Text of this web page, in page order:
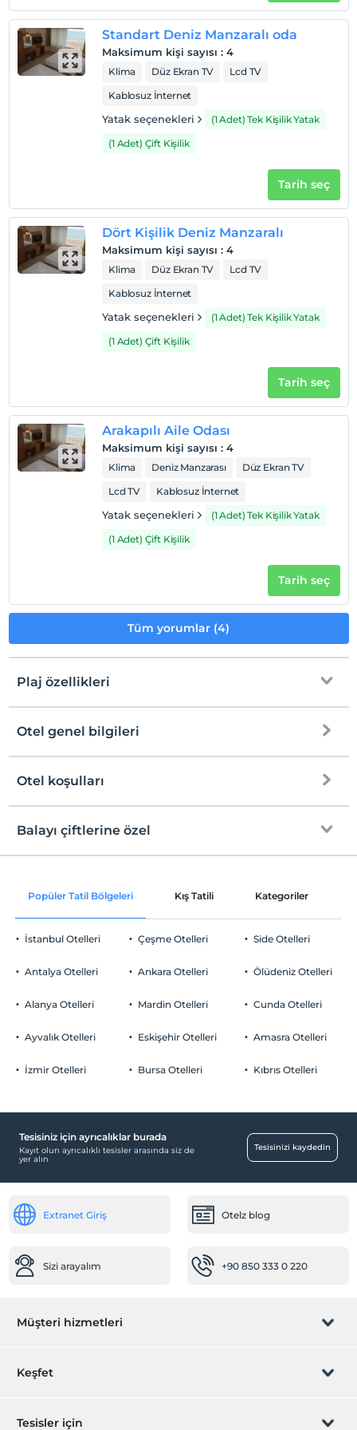
Otel koşulları
Check/in
En erken saat 13:00 ve sonrası
En geç saat 11:00 ve öncesi
Sigara
Odalarda sigara içilmez
Çocuklar
2 yaşına kadar olan bebekler ücretsizdir.
Her bir oda için 6 yaşına kadar 1 çocuk ücretsizdir
Standart Deniz Manzaralı oda
Maksimum kişi sayısı : 4
Klima Düz Ekran TV
Lcd TV
Kablosuz İnternet
Yatak seçenekleri
(1 Adet) Tek Kişilik Yatak
(1 Adet) Çift Kişilik
Tarih seç
Dört Kişilik Deniz Manzaralı
Maksimum kişi sayısı : 4
Klima Düz Ekran TV
Lcd TV
Kablosuz İnternet
Yatak seçenekleri
(1 Adet) Tek Kişilik Yatak
(1 Adet) Çift Kişilik
Tarih seç
Arakapılı Aile Odası
Maksimum kişi sayısı : 4
Klima Deniz Manzarası
Düz Ekran TV
Lcd TV
Kablosuz İnternet
Yatak seçenekleri
(1 Adet) Tek Kişilik Yatak
(1 Adet) Çift Kişilik
Tarih seç
Tüm yorumlar (4)
Plaj özellikleri
Denize Sıfır
Kıyıda sığ deniz
Şezlong & Şemsiye
Otel genel bilgileri
Ücretsiz Wi-fi
Otopark (Tesis bünyesinde)
Ortak Alanlar
Tv odası
Ulaşım
Odalar
Otel koşulları
Check/in
En erken saat 13:00 ve sonrası
Check/out
Evcil Hayvan
Sigara
Çocuklar
Her bir oda için 6 yaşına kadar 1 çocuk ücretsizdir
Balayı çiftlerine özel
Odaya meyve sepeti ikramı
Popüler Tatil Bölgeleri Kış Tatili Kategoriler
İstanbul Otelleri
Antalya Otelleri
Alanya Otelleri
Ayvalık Otelleri
İzmir Otelleri
Çeşme Otelleri
Ankara Otelleri
Mardin Otelleri
Eskişehir Otelleri
Bursa Otelleri
Side Otelleri
Ölüdeniz Otelleri
Cunda Otelleri
Amasra Otelleri
Kıbrıs Otelleri
Tesisiniz için ayrıcalıklar burada
Kayıt olun ayrıcalıklı tesisler arasında siz de
yer alın
Tesisinizi kaydedin
Extranet Giriş Otelz blog
Sizi arayalım +90 850 333 0 220
Müşteri hizmetleri
Rezervasyon yönet
Keşfet
Hediye Kart
Tesisler için